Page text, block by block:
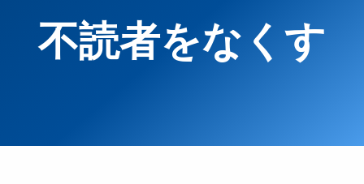
不読者をなくす